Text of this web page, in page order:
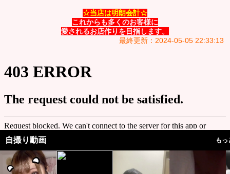
☆当店は明朗会計☆
これからも多くのお客様に
愛されるお店作りを目指します。
最終更新：2024-05-05 22:33:13